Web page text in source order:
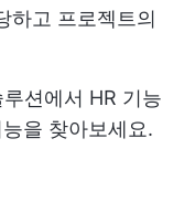
하고 프로젝트의
루션에서 HR 기능
을 찾아보세요.